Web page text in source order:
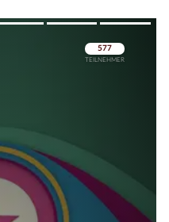
Überspringen